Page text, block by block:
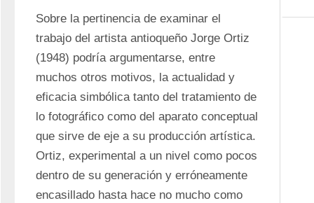
Sobre la pertinencia de examinar el
trabajo del artista antioqueño Jorge Ortiz
(1948) podría argumentarse, entre
muchos otros motivos, la actualidad y
eficacia simbólica tanto del tratamiento de
lo fotográfico como del aparato conceptual
que sirve de eje a su producción artística.
Ortiz, experimental a un nivel como pocos
dentro de su generación y erróneamente
encasillado hasta hace no mucho como